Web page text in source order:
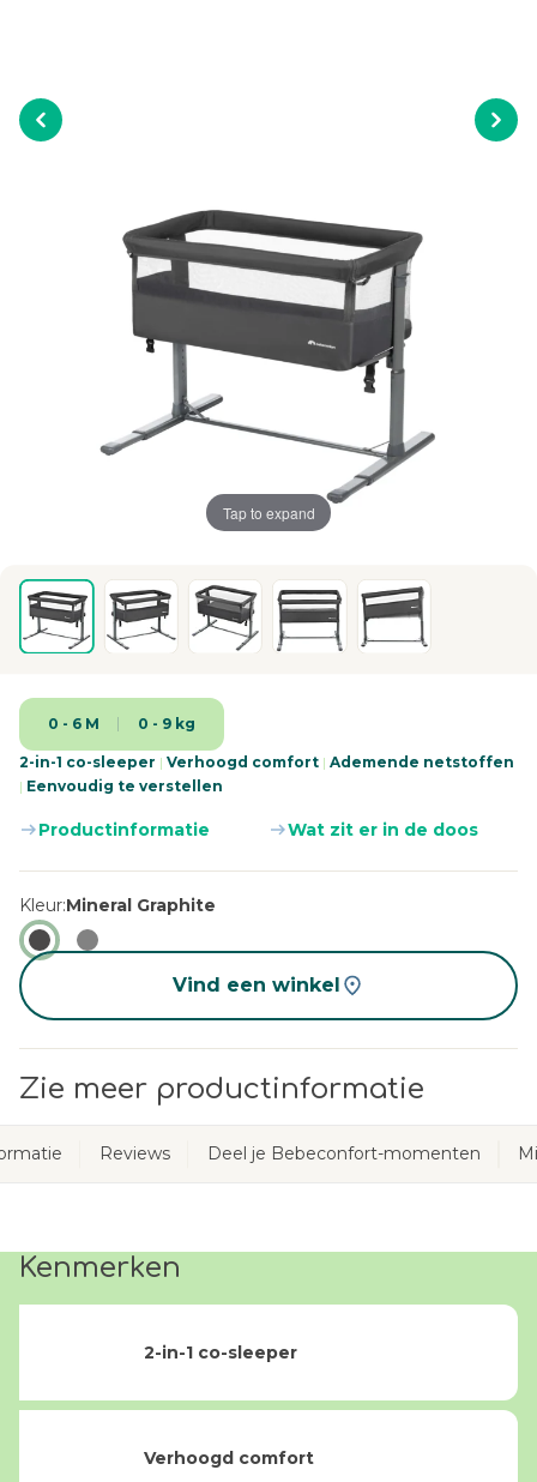
Tap to expand
0 - 6 M 0 - 9 kg
2-in-1 co-sleeper | Verhoogd comfort | Ademende netstoffen
| Eenvoudig te verstellen
Productinformatie Wat zit er in de doos
Kleur Mineral Graphite
Vind een winkel
Zie meer productinformatie
Reviews Deel je Bebeconfort-momenten
Kenmerken
2-in-1 co-sleeper
Verhoogd comfort